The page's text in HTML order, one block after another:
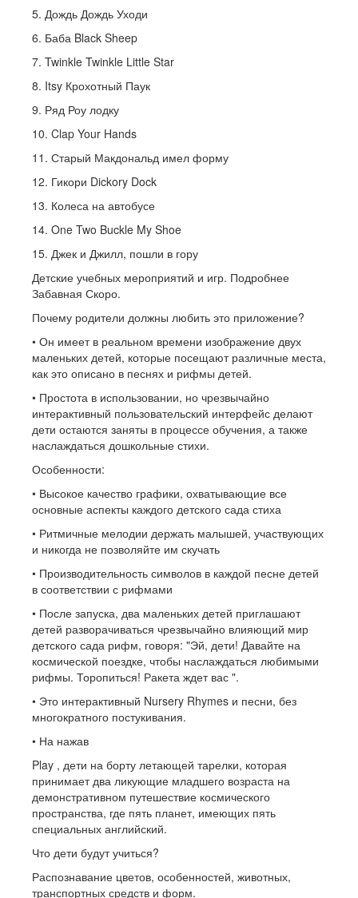
5. Дождь Дождь Уходи
6. Баба Black Sheep
7. Twinkle Twinkle Little Star
8. Itsy Крохотный Паук
9. Ряд Роу лодку
10. Clap Your Hands
11. Старый Макдональд имел форму
12. Гикори Dickory Dock
13. Колеса на автобусе
14. One Two Buckle My Shoe
15. Джек и Джилл, пошли в гору
Детские учебных мероприятий и игр. Подробнее
Забавная Скоро.
Почему родители должны любить это приложение?
• Он имеет в реальном времени изображение двух
маленьких детей, которые посещают различные места,
как это описано в песнях и рифмы детей.
• Простота в использовании, но чрезвычайно
интерактивный пользовательский интерфейс делают
дети остаются заняты в процессе обучения, а также
наслаждаться дошкольные стихи.
Особенности:
• Высокое качество графики, охватывающие все
основные аспекты каждого детского сада стиха
• Ритмичные мелодии держать малышей, участвующих
и никогда не позволяйте им скучать
• Производительность символов в каждой песне детей
в соответствии с рифмами
• После запуска, два маленьких детей приглашают
детей разворачиваться чрезвычайно влияющий мир
детского сада рифм, говоря: "Эй, дети! Давайте на
космической поездке, чтобы наслаждаться любимыми
рифмы. Торопиться! Ракета ждет вас ".
• Это интерактивный Nursery Rhymes и песни, без
многократного постукивания.
• На нажав
Play , дети на борту летающей тарелки, которая
принимает два ликующие младшего возраста на
демонстративном путешествие космического
пространства, где пять планет, имеющих пять
специальных английский.
Что дети будут учиться?
Распознавание цветов, особенностей, животных,
транспортных средств и форм.